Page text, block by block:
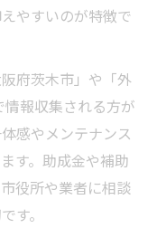
やすいのが特徴で
府茨木市」や「外
報収集される方が
感やメンテナンス
す。助成金や補助
役所や業者に相談
す。